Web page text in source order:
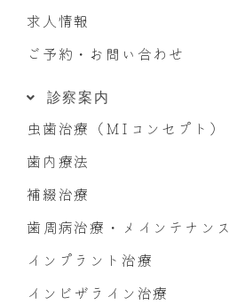
求人情報
ご予約・お問い合わせ
診察案内
虫歯治療（MIコンセプト）
歯内療法
補綴治療
歯周病治療・メインテナンス
インプラント治療
インビザライン治療